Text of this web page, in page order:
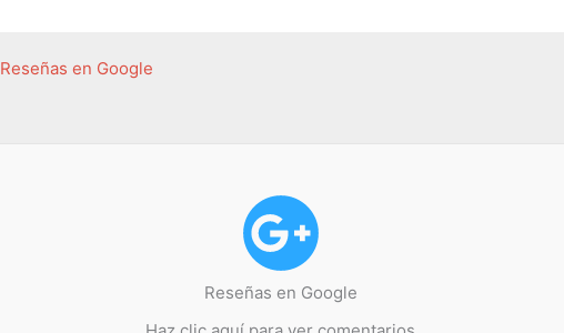
Reseñas en Google
Reseñas en Google